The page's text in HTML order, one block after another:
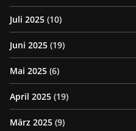
Juli 2025 (10)
Juni 2025 (19)
Mai 2025 (6)
April 2025 (19)
März 2025 (9)